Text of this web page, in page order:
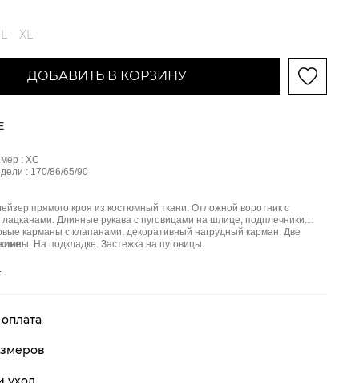
L XL
ДОБАВИТЬ В КОРЗИНУ
: ХС
: 170/86/65/90
прямого кроя из костюмный ткани. Отложной воротник с
Длинные рукава с пуговицами на шлице, подплечники.
карманы с клапанами, декоративный нагрудный карман. Две
На подкладке. Застежка на пуговицы.